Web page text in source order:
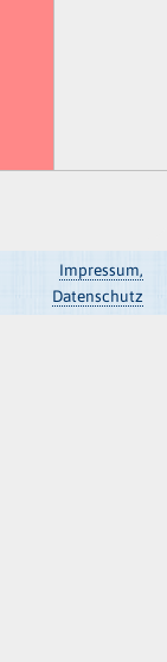
Impressum,
Datenschutz